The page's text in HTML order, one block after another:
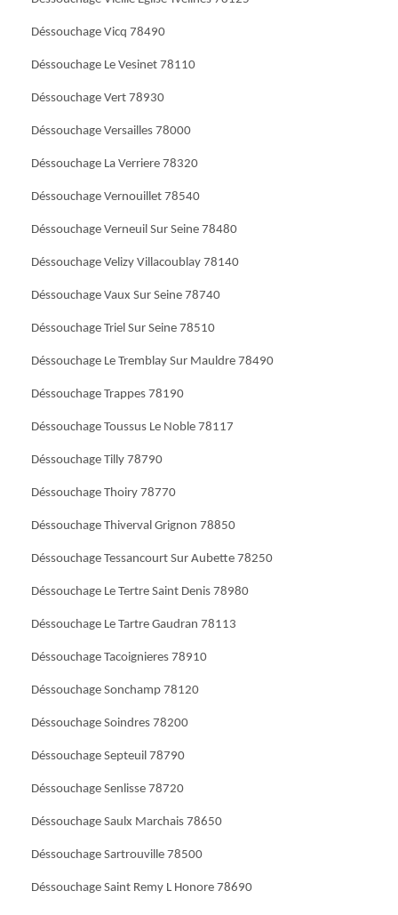
Déssouchage Vicq 78490
Déssouchage Le Vesinet 78110
Déssouchage Vert 78930
Déssouchage Versailles 78000
Déssouchage La Verriere 78320
Déssouchage Vernouillet 78540
Déssouchage Verneuil Sur Seine 78480
Déssouchage Velizy Villacoublay 78140
Déssouchage Vaux Sur Seine 78740
Déssouchage Triel Sur Seine 78510
Déssouchage Le Tremblay Sur Mauldre 78490
Déssouchage Trappes 78190
Déssouchage Toussus Le Noble 78117
Déssouchage Tilly 78790
Déssouchage Thoiry 78770
Déssouchage Thiverval Grignon 78850
Déssouchage Tessancourt Sur Aubette 78250
Déssouchage Le Tertre Saint Denis 78980
Déssouchage Le Tartre Gaudran 78113
Déssouchage Tacoignieres 78910
Déssouchage Sonchamp 78120
Déssouchage Soindres 78200
Déssouchage Septeuil 78790
Déssouchage Senlisse 78720
Déssouchage Saulx Marchais 78650
Déssouchage Sartrouville 78500
Déssouchage Saint Remy L Honore 78690